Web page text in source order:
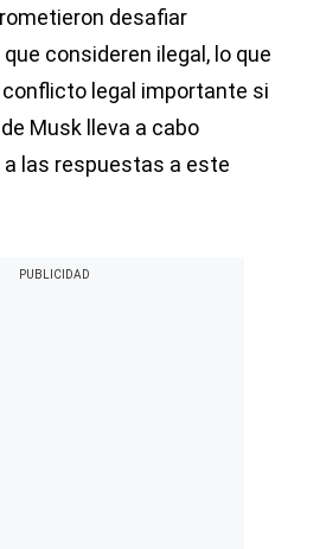
desafiar
consideren ilegal, lo que
conflicto legal importante si
Musk lleva a cabo
las respuestas a este